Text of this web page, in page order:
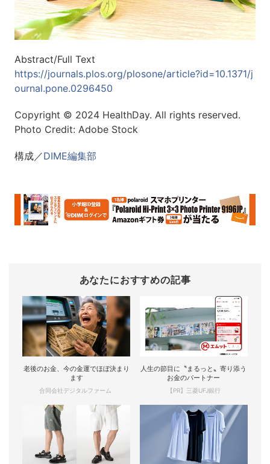
Abstract/Full Text
https://journals.plos.org/plosone/article?id=10.1371/j
ournal.pone.0296450
Copyright © 2024 HealthDay. All rights reserved.
Photo Credit: Adobe Stock
構成／DIME編集部
あなたにおすすめの記事
老後のお金、今の金運でほぼ決まり
ます
合同会社デジタルファーム
人生の節目に〝まるっと〟寄り添う
お金のパートナー
【PR】三菱UFJ銀行